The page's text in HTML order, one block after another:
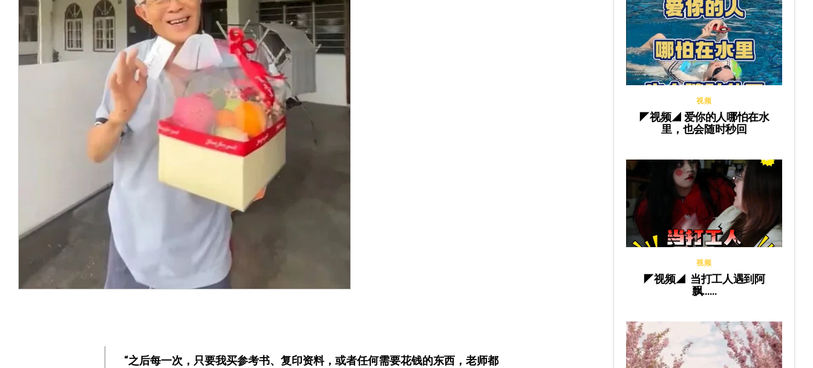
“之后每一次，只要我买参考书、复印资料，或者任何需要花钱的东西，老师都
视频
◤视频◢ 爱你的人哪怕在水
里，也会随时秒回
视频
◤视频◢ 当打工人遇到阿
飘……